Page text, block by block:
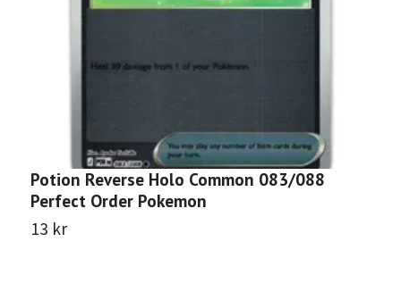
Potion Reverse Holo Common 083/088
Perfect Order Pokemon
13 kr